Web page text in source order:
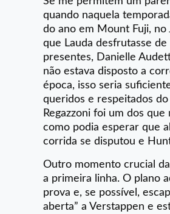
quando naquela
do ano em Mount Fuji, no
que Lauda desfrutasse
presentes, Danielle
não estava disposto a
época, isso seria
queridos e respeitados
Regazzoni foi um dos
como podia esperar que
corrida se disputou e
Outro momento crucial
a primeira linha. O plano
prova e, se possível,
aberta” a Verstappen e